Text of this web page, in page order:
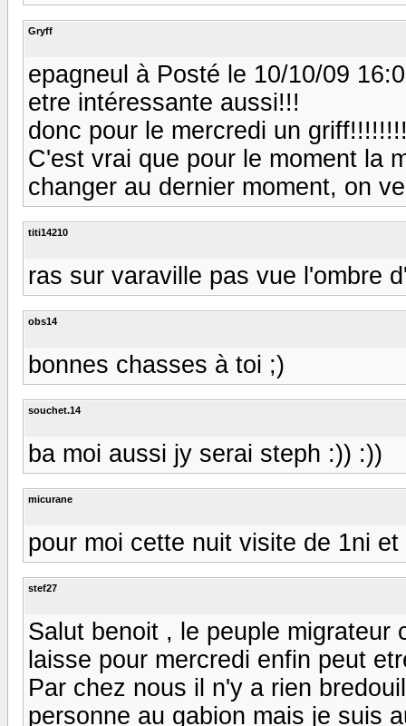
Gryff
epagneul à Posté le 10/10/09
etre intéressante aussi!!!
donc pour le mercredi un
C'est vrai que pour le moment la
changer au dernier moment, on
titi14210
ras sur varaville pas vue l'ombre
obs14
bonnes chasses à toi ;)
souchet.14
ba moi aussi jy serai steph :)) :))
micurane
pour moi cette nuit visite de 1ni
stef27
Salut benoit , le peuple migrateur
laisse pour mercredi enfin peut
Par chez nous il n'y a rien
personne au gabion mais je suis